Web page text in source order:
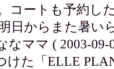
コートも予約し
日からまた暑い
なママ ( 2003-09-
けた「ELLE